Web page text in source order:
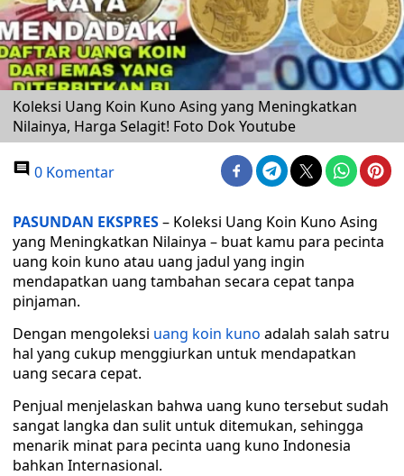
Koleksi Uang Koin Kuno Asing yang Meningkatkan
Nilainya, Harga Selagit! Foto Dok Youtube
0 Komentar
PASUNDAN EKSPRES– Koleksi Uang Koin Kuno Asing
yang Meningkatkan Nilainya – buat kamu para pecinta
uang koin kuno atau uang jadul yang ingin
mendapatkan uang tambahan secara cepat tanpa
pinjaman.
Dengan mengoleksi uang koin kuno adalah salah satru
hal yang cukup menggiurkan untuk mendapatkan
uang secara cepat.
Penjual menjelaskan bahwa uang kuno tersebut sudah
sangat langka dan sulit untuk ditemukan, sehingga
menarik minat para pecinta uang kuno Indonesia
bahkan Internasional.